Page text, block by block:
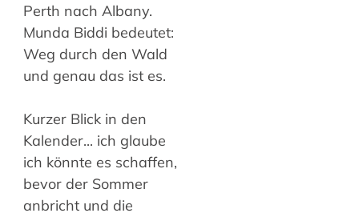
Perth nach Albany.
Munda Biddi bedeutet:
Weg durch den Wald
und genau das ist es.
Kurzer Blick in den
Kalender... ich glaube
ich könnte es schaffen,
bevor der Sommer
anbricht und die